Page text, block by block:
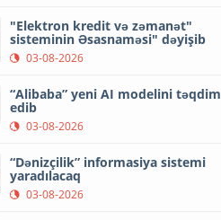
"Elektron kredit və zəmanət"
sisteminin Əsasnaməsi" dəyişib
03-08-2026
“Alibaba” yeni AI modelini təqdim
edib
03-08-2026
“Dənizçilik” informasiya sistemi
yaradılacaq
03-08-2026